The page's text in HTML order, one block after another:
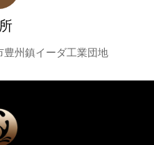
州鎮イーダ工業団地